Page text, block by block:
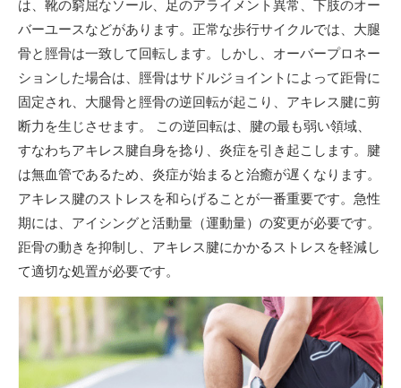
は、靴の窮屈なソール、足のアライメント異常、下肢のオー
バーユースなどがあります。正常な歩行サイクルでは、大腿
骨と脛骨は一致して回転します。しかし、オーバープロネー
ションした場合は、脛骨はサドルジョイントによって距骨に
固定され、大腿骨と脛骨の逆回転が起こり、アキレス腱に剪
断力を生じさせます。 この逆回転は、腱の最も弱い領域、
すなわちアキレス腱自身を捻り、炎症を引き起こします。腱
は無血管であるため、炎症が始まると治癒が遅くなります。
アキレス腱のストレスを和らげることが一番重要です。急性
期には、アイシングと活動量（運動量）の変更が必要です。
距骨の動きを抑制し、アキレス腱にかかるストレスを軽減し
て適切な処置が必要です。